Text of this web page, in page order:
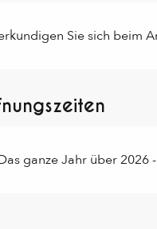
Sie sich beim
ganze Jahr über 2026